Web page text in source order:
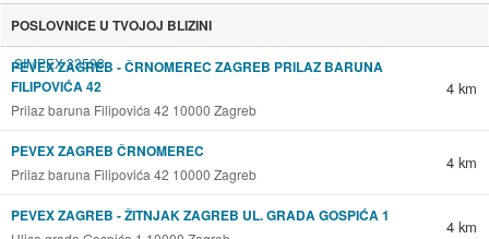
POSLOVNICE U TVOJOJ BLIZINI
PEVEX ZAGREB - ČRNOMEREC ZAGREB PRILAZ BARUNA
FILIPOVIĆA 42
Prilaz baruna Filipovića 42 10000 Zagreb
4 km
PEVEX ZAGREB ČRNOMEREC
Prilaz baruna Filipovića 42 10000 Zagreb
4 km
PEVEX ZAGREB - ŽITNJAK ZAGREB UL. GRADA GOSPIĆA 1
4 km